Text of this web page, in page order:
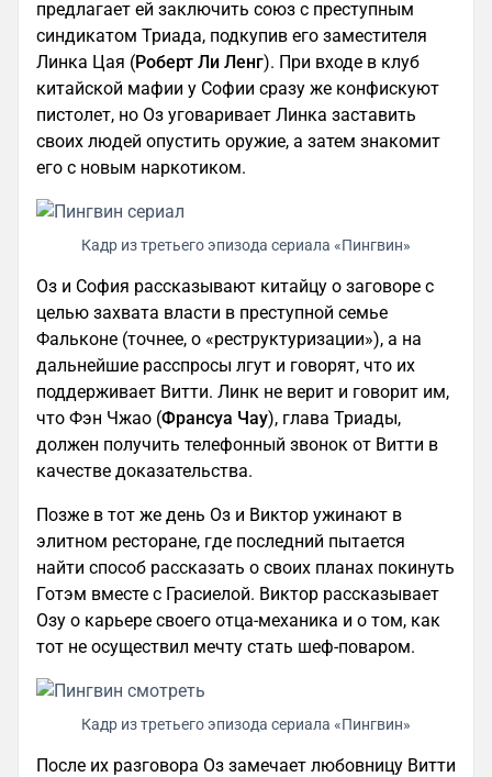
предлагает ей заключить союз с преступным
синдикатом Триада, подкупив его заместителя
Линка Цая (Роберт Ли Ленг). При входе в клуб
китайской мафии у Софии сразу же конфискуют
пистолет, но Оз уговаривает Линка заставить
своих людей опустить оружие, а затем знакомит
его с новым наркотиком.
Кадр из третьего эпизода сериала «Пингвин»
Оз и София рассказывают китайцу о заговоре с
целью захвата власти в преступной семье
Фальконе (точнее, о «реструктуризации»), а на
дальнейшие расспросы лгут и говорят, что их
поддерживает Витти. Линк не верит и говорит им,
что Фэн Чжао (Франсуа Чау), глава Триады,
должен получить телефонный звонок от Витти в
качестве доказательства.
Позже в тот же день Оз и Виктор ужинают в
элитном ресторане, где последний пытается
найти способ рассказать о своих планах покинуть
Готэм вместе с Грасиелой. Виктор рассказывает
Озу о карьере своего отца-механика и о том, как
тот не осуществил мечту стать шеф-поваром.
Кадр из третьего эпизода сериала «Пингвин»
После их разговора Оз замечает любовницу Витти